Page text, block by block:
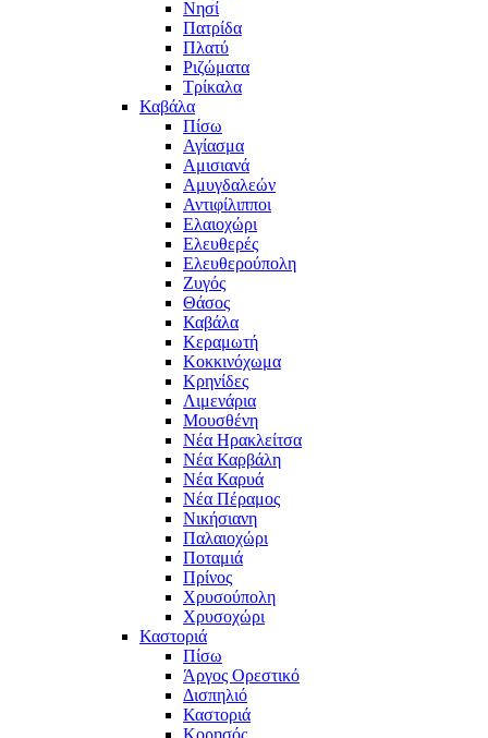
Νησί
Πατρίδα
Πλατύ
Ριζώματα
Τρίκαλα
Καβάλα
Πίσω
Αγίασμα
Αμισιανά
Αμυγδαλεών
Αντιφίλιπποι
Ελαιοχώρι
Ελευθερές
Ελευθερούπολη
Ζυγός
Θάσος
Καβάλα
Κεραμωτή
Κοκκινόχωμα
Κρηνίδες
Λιμενάρια
Μουσθένη
Νέα Ηρακλείτσα
Νέα Καρβάλη
Νέα Καρυά
Νέα Πέραμος
Νικήσιανη
Παλαιοχώρι
Ποταμιά
Πρίνος
Χρυσούπολη
Χρυσοχώρι
Καστοριά
Πίσω
Άργος Ορεστικό
Δισπηλιό
Καστοριά
Κορησός